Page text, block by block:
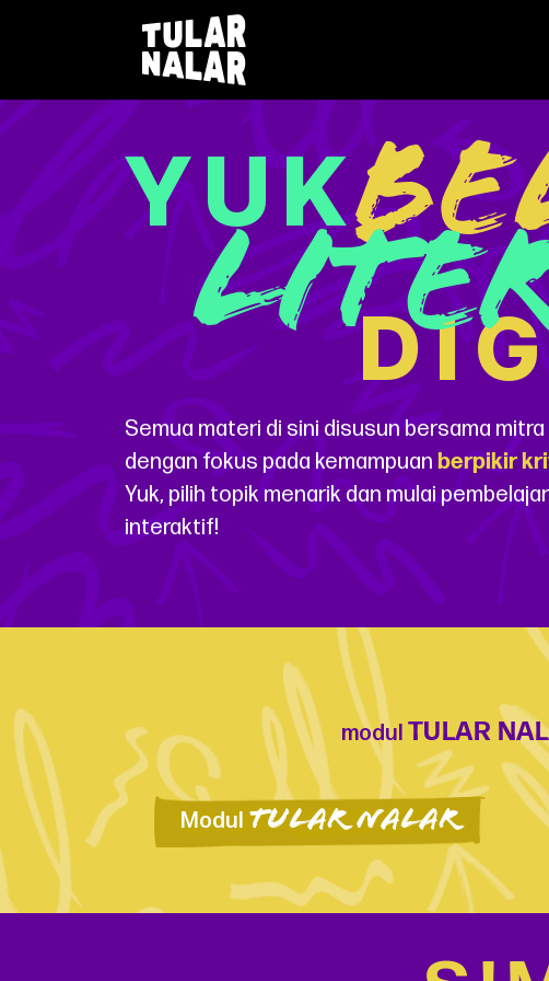
YUK
Semua materi di sini disusun bersama mitra
dengan fokus pada kemampuan berpikir
Yuk, pilih topik menarik dan mulai
interaktif!
modul TULAR
Modul TULAR NALAR